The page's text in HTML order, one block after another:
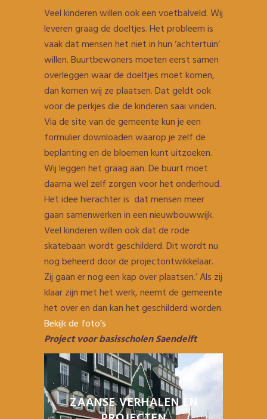
Veel kinderen willen ook een voetbalveld. Wij
leveren graag de doeltjes. Het probleem is
vaak dat mensen het niet in hun ‘achtertuin’
willen. Buurtbewoners moeten eerst samen
overleggen waar de doeltjes moet komen,
dan komen wij ze plaatsen. Dat geldt ook
voor de perkjes die de kinderen saai vinden.
Via de site van de gemeente kun je een
formulier downloaden waarop je zelf de
beplanting en de bloemen kunt uitzoeken.
Wij leggen het graag aan. De buurt moet
daarna wel zelf zorgen voor het onderhoud.
Het idee hierachter is dat mensen meer
gaan samenwerken in een nieuwbouwwijk.
Veel kinderen willen ook dat de rode
skatebaan wordt geschilderd. Dit wordt nu
nog beheerd door de projectontwikkelaar.
Zij gaan er nog een kap over plaatsen.’ Als zij
klaar zijn met het werk, neemt de gemeente
het over en dan kan het geschilderd worden.
Bekijk de foto’s
Project voor basisscholen Saendelft
ZAANSE VERHALEN EN